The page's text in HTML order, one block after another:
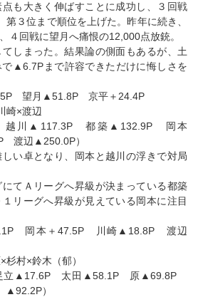
も大きく伸ばすことに成功し、３回戦
３位まで順位を上げた。昨年に続き、
４回戦に望月へ痛恨の12,000点放銃。
しまった。結果論の側面もあるが、土
▲6.7Pまで許容できただけに悔しさを
望月▲51.8P 京平＋24.4P
崎×渡辺
越川▲117.3P 都築▲132.9P 岡本
渡辺▲250.0P）
い卓となり、岡本と越川の浮きで対局
てＡリーグへ昇級が決まっている都築
リーグへ昇級が見えている岡本に注目
岡本＋47.5P 川崎▲18.8P 渡辺
村×鈴木（郁）
足立▲17.6P 太田▲58.1P 原▲69.8P
）